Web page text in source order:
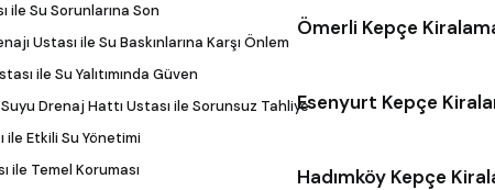
Ömerli Kepçe
Esenyurt Kepçe
Hadımköy Kepçe
ile Su Sorunlarına Son
Ustası ile Su Baskınlarına Karşı Önlem
ile Su Yalıtımında Güven
Drenaj Hattı Ustası ile Sorunsuz Tahliye
ile Etkili Su Yönetimi
ile Temel Koruması